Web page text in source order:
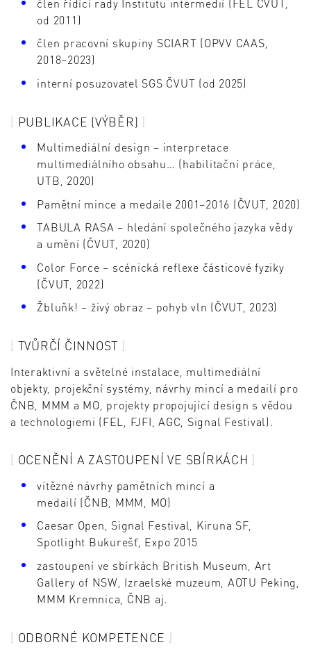
od 2011)
člen pracovní skupiny SCIART (OPVV CAAS,
2018–2023)
interní posuzovatel SGS ČVUT (od 2025)
PUBLIKACE (VÝBĚR)
Multimediální design – interpretace
multimediálního obsahu… (habilitační práce,
UTB, 2020)
Pamětní mince a medaile 2001–2016 (ČVUT, 2020)
TABULA RASA – hledání společného jazyka vědy
a umění (ČVUT, 2020)
Color Force – scénická reflexe částicové fyziky
(ČVUT, 2022)
Žbluňk! – živý obraz – pohyb vln (ČVUT, 2023)
TVŮRČÍ ČINNOST
Interaktivní a světelné instalace, multimediální
objekty, projekční systémy, návrhy mincí a medailí pro
ČNB, MMM a MO, projekty propojující design s vědou
a technologiemi (FEL, FJFI, AGC, Signal Festival).
OCENĚNÍ A ZASTOUPENÍ VE SBÍRKÁCH
vítězné návrhy pamětních mincí a
medailí (ČNB, MMM, MO)
Caesar Open, Signal Festival, Kiruna SF,
Spotlight Bukurešť, Expo 2015
zastoupení ve sbírkách British Museum, Art
Gallery of NSW, Izraelské muzeum, AOTU Peking,
MMM Kremnica, ČNB aj.
ODBORNÉ KOMPETENCE